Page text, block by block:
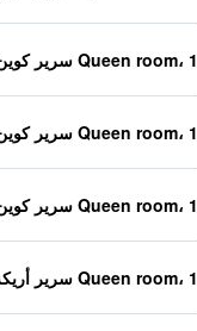
Queen room، 1 سرير كوين
Queen room، 1 سرير كوين
Queen room، 1 سرير كوين
Queen room، 1 سرير أريكة